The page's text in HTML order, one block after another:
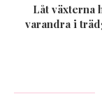
Låt växterna
varandra i